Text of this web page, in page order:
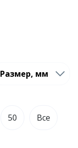
Размер, мм
50 Все